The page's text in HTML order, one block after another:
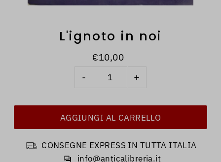
L'ignoto in noi
€10,00
- +
CONSEGNE EXPRESS IN TUTTA ITALIA
info@anticalibreria.it